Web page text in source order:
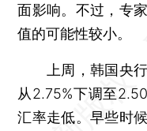
面影响。不过，专
值的可能性较小。
上周，韩国央行
从2.75%下调至
汇率走低。早些时